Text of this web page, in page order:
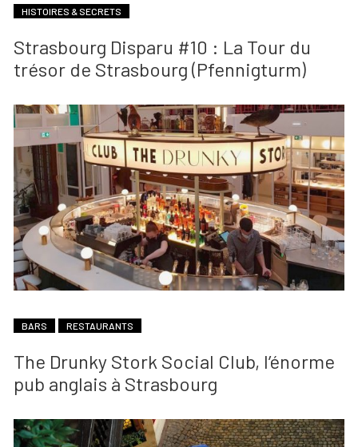
HISTOIRES & SECRETS
Strasbourg Disparu #10 : La Tour du
trésor de Strasbourg (Pfennigturm)
BARS RESTAURANTS
The Drunky Stork Social Club, l’énorme
pub anglais à Strasbourg